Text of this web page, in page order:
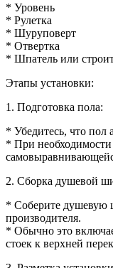
* Уровень
* Рулетка
* Шуруповерт
* Отвертка
* Шпатель или
Этапы установки:
1. Подготовка пола:
* Убедитесь, что
* При
2. Сборка душевой
* Соберите душевую
производителя.
* Обычно это
стоек к верхней